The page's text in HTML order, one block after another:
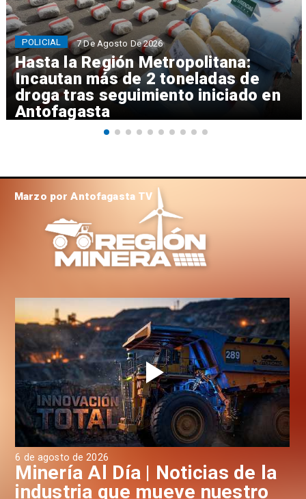
Hasta la Región Metropolitana:
Incautan más de 2 toneladas de
droga tras seguimiento iniciado en
Antofagasta
POLICIAL 7 De Agosto De 2026
6 de agosto de 2026
Minería Al Día | Noticias de la
industria que mueve nuestro
Marzo por Antofagasta TV